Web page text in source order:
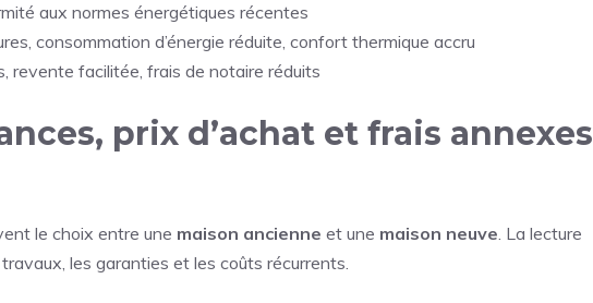
aux normes énergétiques récentes
consommation d’énergie réduite, confort thermique accru
revente facilitée, frais de notaire réduits
prix d’achat et frais annexes
le choix entre une maison ancienne et une maison neuve. La lecture
les garanties et les coûts récurrents.